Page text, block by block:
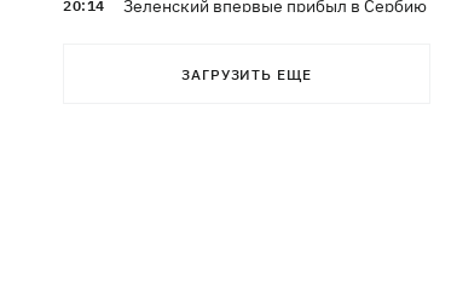
20:14
Зеленский впервые прибыл в Сербию
ЗАГРУЗИТЬ ЕЩЕ